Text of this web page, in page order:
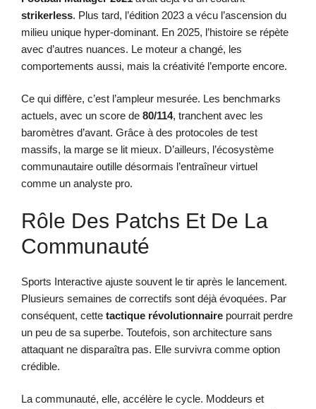
strikerless. Plus tard, l’édition 2023 a vécu l’ascension du
milieu unique hyper-dominant. En 2025, l’histoire se répète
avec d’autres nuances. Le moteur a changé, les
comportements aussi, mais la créativité l’emporte encore.
Ce qui diffère, c’est l’ampleur mesurée. Les benchmarks
actuels, avec un score de 80/114, tranchent avec les
baromètres d’avant. Grâce à des protocoles de test
massifs, la marge se lit mieux. D’ailleurs, l’écosystème
communautaire outille désormais l’entraîneur virtuel
comme un analyste pro.
Rôle Des Patchs Et De La
Communauté
Sports Interactive ajuste souvent le tir après le lancement.
Plusieurs semaines de correctifs sont déjà évoquées. Par
conséquent, cette tactique révolutionnaire pourrait perdre
un peu de sa superbe. Toutefois, son architecture sans
attaquant ne disparaîtra pas. Elle survivra comme option
crédible.
La communauté, elle, accélère le cycle. Moddeurs et